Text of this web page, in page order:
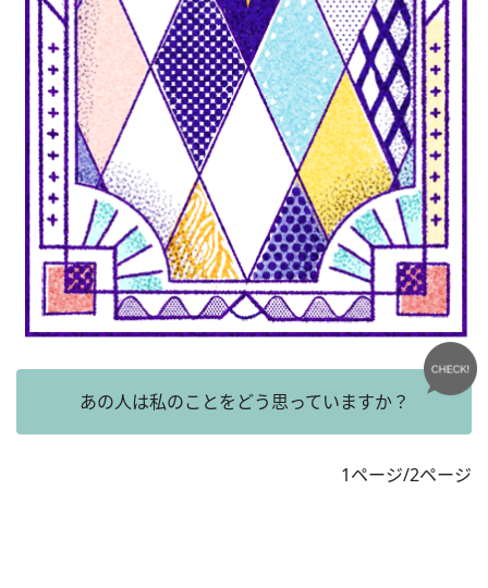
あの人は私のことをどう思っていますか？
1ページ/2ページ